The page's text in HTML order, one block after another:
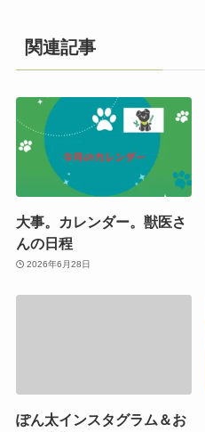
関連記事
大事。カレンダー。獣医さ
んの日程
2026年6月28日
ぽん太インスタグラム＆お